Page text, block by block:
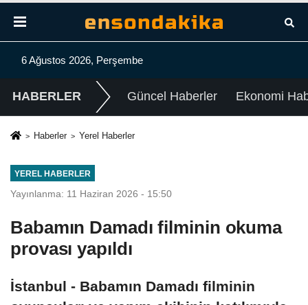
6 Ağustos 2026, Perşembe
HABERLER Güncel Haberler Ekonomi
Haberler Yerel Haberler
YEREL HABERLER
Yayınlanma: 11 Haziran 2026 - 15:50
Babamın Damadı filminin okuma
provası yapıldı
İstanbul - Babamın Damadı filminin